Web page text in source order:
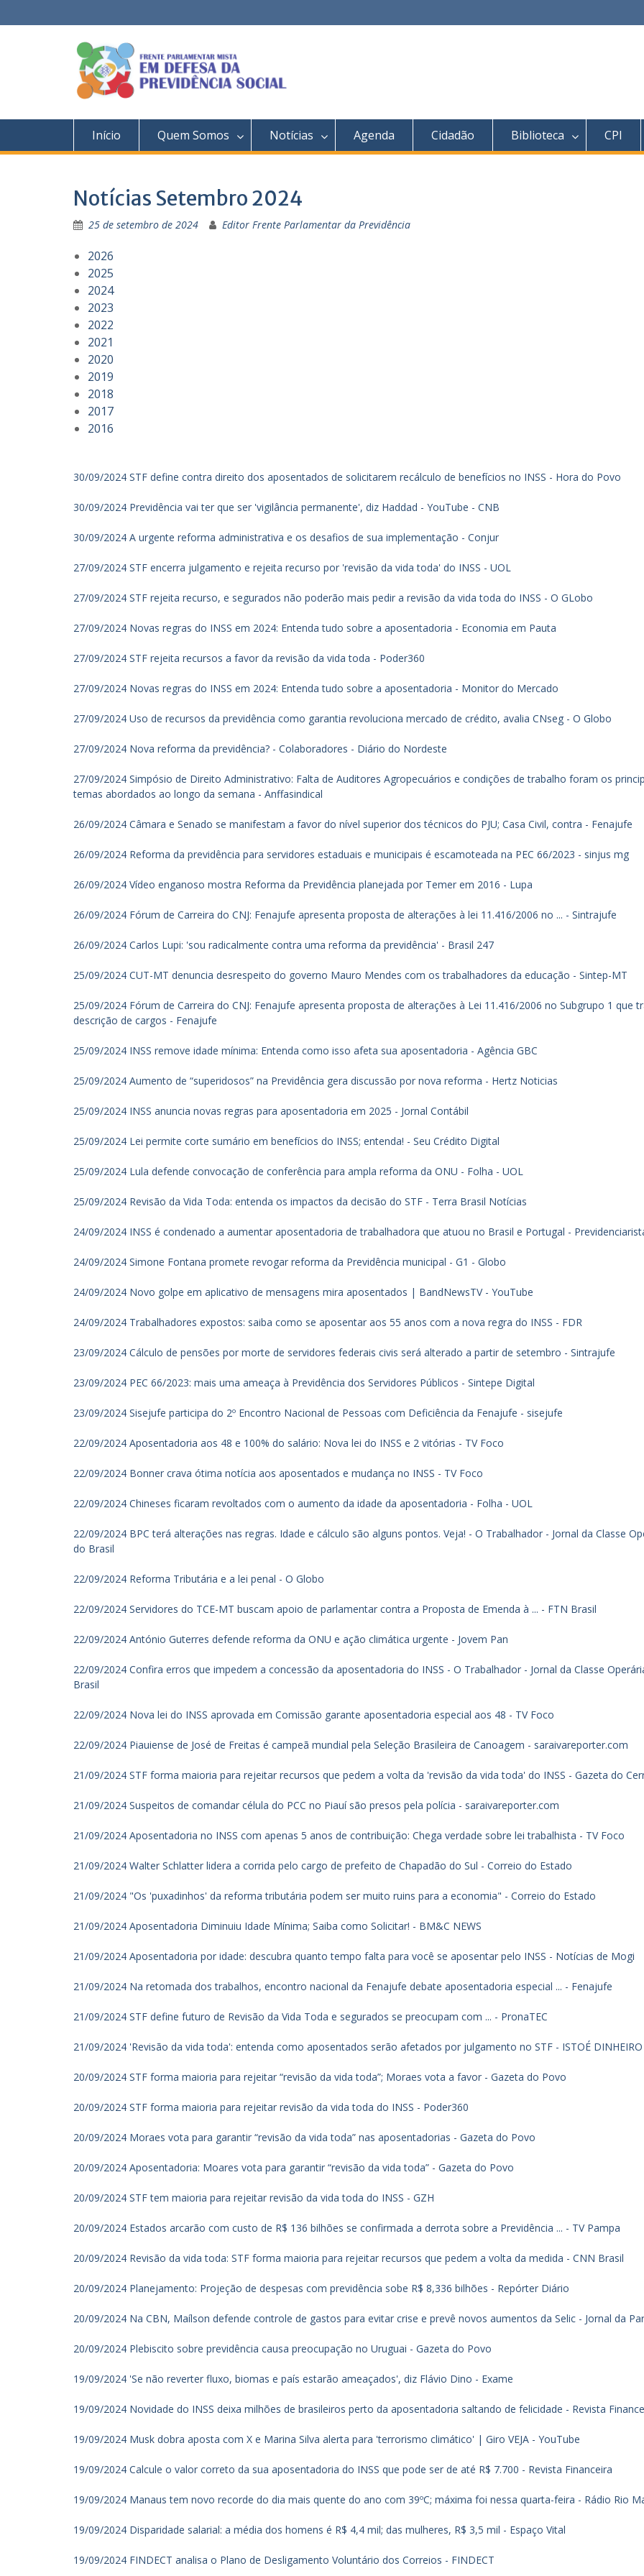
to
Início Quem Somos Notícias Agenda Cidadão Biblioteca CPI
Notícias Setembro 2024
25 de setembro de 2024 Editor Frente Parlamentar da Previdência
2026
2025
2024
2023
2022
2021
2020
2019
2018
2017
2016
30/09/2024 STF define contra direito dos aposentados de solicitarem recálculo de benefícios no INSS - Hora do Povo
30/09/2024 Previdência vai ter que ser 'vigilância permanente', diz Haddad - YouTube - CNB
30/09/2024 A urgente reforma administrativa e os desafios de sua implementação - Conjur
27/09/2024 STF encerra julgamento e rejeita recurso por 'revisão da vida toda' do INSS - UOL
27/09/2024 STF rejeita recurso, e segurados não poderão mais pedir a revisão da vida toda do INSS - O GLobo
27/09/2024 Novas regras do INSS em 2024: Entenda tudo sobre a aposentadoria - Economia em Pauta
27/09/2024 STF rejeita recursos a favor da revisão da vida toda - Poder360
27/09/2024 Novas regras do INSS em 2024: Entenda tudo sobre a aposentadoria - Monitor do Mercado
27/09/2024 Uso de recursos da previdência como garantia revoluciona mercado de crédito, avalia CNseg - O Globo
27/09/2024 Nova reforma da previdência? - Colaboradores - Diário do Nordeste
27/09/2024 Simpósio de Direito Administrativo: Falta de Auditores Agropecuários e condições de trabalho foram os
temas abordados ao longo da semana - Anffasindical
26/09/2024 Câmara e Senado se manifestam a favor do nível superior dos técnicos do PJU; Casa Civil, contra - Fenajufe
26/09/2024 Reforma da previdência para servidores estaduais e municipais é escamoteada na PEC 66/2023 - sinjus mg
26/09/2024 Vídeo enganoso mostra Reforma da Previdência planejada por Temer em 2016 - Lupa
26/09/2024 Fórum de Carreira do CNJ: Fenajufe apresenta proposta de alterações à lei 11.416/2006 no ... - Sintrajufe
26/09/2024 Carlos Lupi: 'sou radicalmente contra uma reforma da previdência' - Brasil 247
25/09/2024 CUT-MT denuncia desrespeito do governo Mauro Mendes com os trabalhadores da educação - Sintep-MT
25/09/2024 Fórum de Carreira do CNJ: Fenajufe apresenta proposta de alterações à Lei 11.416/2006 no Subgrupo 1 que
descrição de cargos - Fenajufe
25/09/2024 INSS remove idade mínima: Entenda como isso afeta sua aposentadoria - Agência GBC
25/09/2024 Aumento de “superidosos” na Previdência gera discussão por nova reforma - Hertz Noticias
25/09/2024 INSS anuncia novas regras para aposentadoria em 2025 - Jornal Contábil
25/09/2024 Lei permite corte sumário em benefícios do INSS; entenda! - Seu Crédito Digital
25/09/2024 Lula defende convocação de conferência para ampla reforma da ONU - Folha - UOL
25/09/2024 Revisão da Vida Toda: entenda os impactos da decisão do STF - Terra Brasil Notícias
24/09/2024 INSS é condenado a aumentar aposentadoria de trabalhadora que atuou no Brasil e Portugal -
24/09/2024 Simone Fontana promete revogar reforma da Previdência municipal - G1 - Globo
24/09/2024 Novo golpe em aplicativo de mensagens mira aposentados | BandNewsTV - YouTube
24/09/2024 Trabalhadores expostos: saiba como se aposentar aos 55 anos com a nova regra do INSS - FDR
23/09/2024 Cálculo de pensões por morte de servidores federais civis será alterado a partir de setembro - Sintrajufe
23/09/2024 PEC 66/2023: mais uma ameaça à Previdência dos Servidores Públicos - Sintepe Digital
23/09/2024 Sisejufe participa do 2º Encontro Nacional de Pessoas com Deficiência da Fenajufe - sisejufe
22/09/2024 Aposentadoria aos 48 e 100% do salário: Nova lei do INSS e 2 vitórias - TV Foco
22/09/2024 Bonner crava ótima notícia aos aposentados e mudança no INSS - TV Foco
22/09/2024 Chineses ficaram revoltados com o aumento da idade da aposentadoria - Folha - UOL
22/09/2024 BPC terá alterações nas regras. Idade e cálculo são alguns pontos. Veja! - O Trabalhador - Jornal da Classe
do Brasil
22/09/2024 Reforma Tributária e a lei penal - O Globo
22/09/2024 Servidores do TCE-MT buscam apoio de parlamentar contra a Proposta de Emenda à ... - FTN Brasil
22/09/2024 António Guterres defende reforma da ONU e ação climática urgente - Jovem Pan
22/09/2024 Confira erros que impedem a concessão da aposentadoria do INSS - O Trabalhador - Jornal da Classe
Brasil
22/09/2024 Nova lei do INSS aprovada em Comissão garante aposentadoria especial aos 48 - TV Foco
22/09/2024 Piauiense de José de Freitas é campeã mundial pela Seleção Brasileira de Canoagem - saraivareporter.com
21/09/2024 STF forma maioria para rejeitar recursos que pedem a volta da 'revisão da vida toda' do INSS - Gazeta do
21/09/2024 Suspeitos de comandar célula do PCC no Piauí são presos pela polícia - saraivareporter.com
21/09/2024 Aposentadoria no INSS com apenas 5 anos de contribuição: Chega verdade sobre lei trabalhista - TV Foco
21/09/2024 Walter Schlatter lidera a corrida pelo cargo de prefeito de Chapadão do Sul - Correio do Estado
21/09/2024 "Os 'puxadinhos' da reforma tributária podem ser muito ruins para a economia" - Correio do Estado
21/09/2024 Aposentadoria Diminuiu Idade Mínima; Saiba como Solicitar! - BM&C NEWS
21/09/2024 Aposentadoria por idade: descubra quanto tempo falta para você se aposentar pelo INSS - Notícias de Mogi
21/09/2024 Na retomada dos trabalhos, encontro nacional da Fenajufe debate aposentadoria especial ... - Fenajufe
21/09/2024 STF define futuro de Revisão da Vida Toda e segurados se preocupam com ... - PronaTEC
21/09/2024 'Revisão da vida toda': entenda como aposentados serão afetados por julgamento no STF - ISTOÉ DINHEIRO
20/09/2024 STF forma maioria para rejeitar “revisão da vida toda”; Moraes vota a favor - Gazeta do Povo
20/09/2024 STF forma maioria para rejeitar revisão da vida toda do INSS - Poder360
20/09/2024 Moraes vota para garantir “revisão da vida toda” nas aposentadorias - Gazeta do Povo
20/09/2024 Aposentadoria: Moares vota para garantir “revisão da vida toda” - Gazeta do Povo
20/09/2024 STF tem maioria para rejeitar revisão da vida toda do INSS - GZH
20/09/2024 Estados arcarão com custo de R$ 136 bilhões se confirmada a derrota sobre a Previdência ... - TV Pampa
20/09/2024 Revisão da vida toda: STF forma maioria para rejeitar recursos que pedem a volta da medida - CNN Brasil
20/09/2024 Planejamento: Projeção de despesas com previdência sobe R$ 8,336 bilhões - Repórter Diário
20/09/2024 Na CBN, Maílson defende controle de gastos para evitar crise e prevê novos aumentos da Selic - Jornal da
20/09/2024 Plebiscito sobre previdência causa preocupação no Uruguai - Gazeta do Povo
19/09/2024 'Se não reverter fluxo, biomas e país estarão ameaçados', diz Flávio Dino - Exame
19/09/2024 Novidade do INSS deixa milhões de brasileiros perto da aposentadoria saltando de felicidade - Revista
19/09/2024 Musk dobra aposta com X e Marina Silva alerta para 'terrorismo climático' | Giro VEJA - YouTube
19/09/2024 Calcule o valor correto da sua aposentadoria do INSS que pode ser de até R$ 7.700 - Revista Financeira
19/09/2024 Manaus tem novo recorde do dia mais quente do ano com 39ºC; máxima foi nessa quarta-feira - Rádio Rio
19/09/2024 Disparidade salarial: a média dos homens é R$ 4,4 mil; das mulheres, R$ 3,5 mil - Espaço Vital
19/09/2024 FINDECT analisa o Plano de Desligamento Voluntário dos Correios - FINDECT